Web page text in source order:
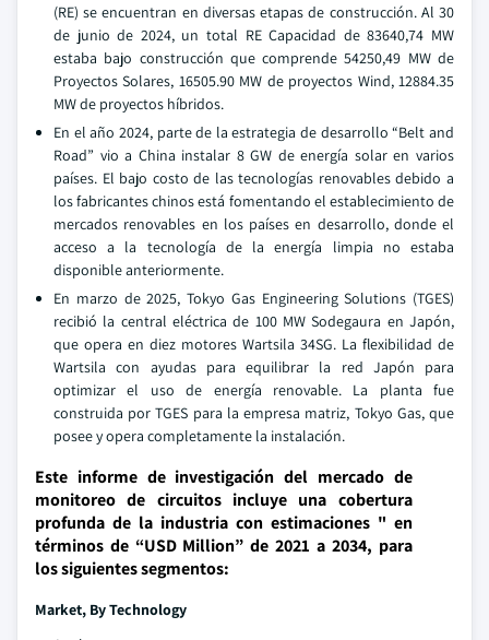
(RE) se encuentran en diversas etapas de construcción. Al 30
de junio de 2024, un total RE Capacidad de 83640,74 MW
estaba bajo construcción que comprende 54250,49 MW de
Proyectos Solares, 16505.90 MW de proyectos Wind, 12884.35
MW de proyectos híbridos.
En el año 2024, parte de la estrategia de desarrollo “Belt and
Road” vio a China instalar 8 GW de energía solar en varios
países. El bajo costo de las tecnologías renovables debido a
los fabricantes chinos está fomentando el establecimiento de
mercados renovables en los países en desarrollo, donde el
acceso a la tecnología de la energía limpia no estaba
disponible anteriormente.
En marzo de 2025, Tokyo Gas Engineering Solutions (TGES)
recibió la central eléctrica de 100 MW Sodegaura en Japón,
que opera en diez motores Wartsila 34SG. La flexibilidad de
Wartsila con ayudas para equilibrar la red Japón para
optimizar el uso de energía renovable. La planta fue
construida por TGES para la empresa matriz, Tokyo Gas, que
posee y opera completamente la instalación.
Este informe de investigación del mercado de
monitoreo de circuitos incluye una cobertura
profunda de la industria con estimaciones " en
términos de “USD Million” de 2021 a 2034, para
los siguientes segmentos:
Market, By Technology